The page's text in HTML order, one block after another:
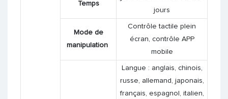
Temps
jours
Mode de
manipulation
Contrôle tactile plein
écran, contrôle APP
mobile
Langue : anglais, chinois,
russe, allemand, japonais,
français, espagnol, italien,